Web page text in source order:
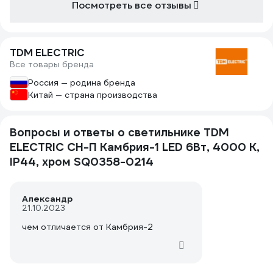
Посмотреть все отзывы
TDM ELECTRIC
Все товары бренда
Россия — родина бренда
Китай — страна производства
Вопросы и ответы о светильнике TDM
ELECTRIC CH-П Камбрия-1 LED 6Вт, 4000 К,
IP44, хром SQ0358-0214
Александр
21.10.2023
чем отличается от Камбрия-2